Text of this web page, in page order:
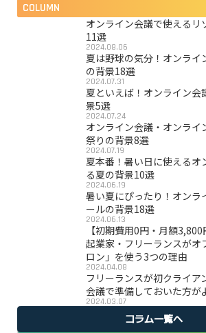
COLUMN
オンライン会議で使えるリ
11選
2024.08.06
夏は野球の気分！オンライ
の背景18選
2024.07.31
夏といえば！オンライン会
景5選
2024.07.24
オンライン会議・オンライ
祭りの背景8選
2024.07.19
夏本番！暑い日に使えるオ
る夏の背景10選
2024.06.19
暑い夏にぴったり！オンラ
ールの背景18選
2024.06.13
【初期費用0円・月額
起業家・フリーランスがオ
ロン」を使う3つの理由
2024.04.08
フリーランスが初クライア
会議で準備しておいた方が
2024.03.07
コラム一覧へ